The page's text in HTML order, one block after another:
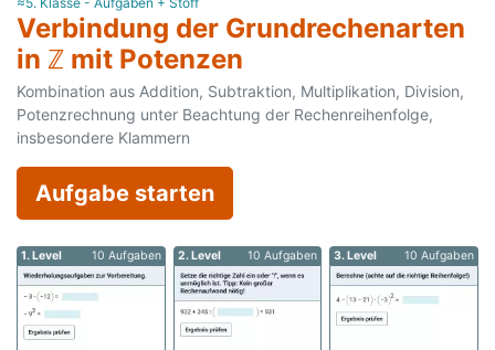
Verbindung der Grundrechenarten
in ℤ mit Potenzen
Kombination aus Addition, Subtraktion, Multiplikation, Division,
Potenzrechnung unter Beachtung der Rechenreihenfolge,
insbesondere Klammern
Aufgabe starten
1. Level 10 Aufgaben 2. Level 10 Aufgaben 3. Level 10 Aufgaben